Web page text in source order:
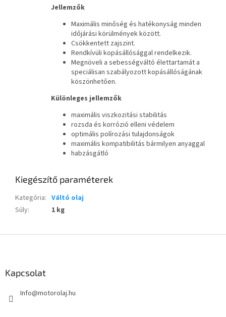
Jellemzők
Maximális minőség és hatékonyság minden
időjárási körülmények között.
Csökkentett zajszint.
Rendkívüli kopásállósággal rendelkezik.
Megnöveli a sebességváltó élettartamát a
speciálisan szabályozott kopásállóságának
köszönhetően.
Különleges jellemzők
maximális viszkozitási stabilitás
rozsda és korrózió elleni védelem
optimális polírozási tulajdonságok
maximális kompatibilitás bármilyen anyaggal
habzásgátló
Kiegészítő paraméterek
Kategória: Váltó olaj
Súly: 1 kg
Kapcsolat
Info@motorolaj.hu